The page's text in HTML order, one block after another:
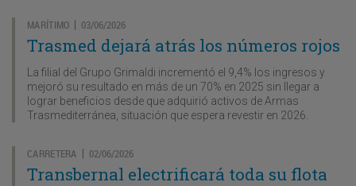
MARÍTIMO | 03/06/2026
Trasmed dejará atrás los números rojos
La filial del Grupo Grimaldi incrementó el 9,4% los ingresos y
mejoró su resultado en más de un 70% en 2025 sin llegar a
lograr beneficios desde que adquirió activos de Armas
Trasmediterránea, situación que espera revestir en 2026.
CARRETERA | 02/06/2026
Transbernal electrificará toda su flota